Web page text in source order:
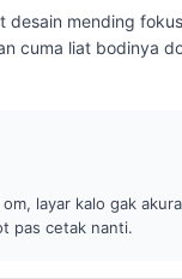
desain mending
cuma liat bodinya
layar kalo gak
pas cetak nanti.